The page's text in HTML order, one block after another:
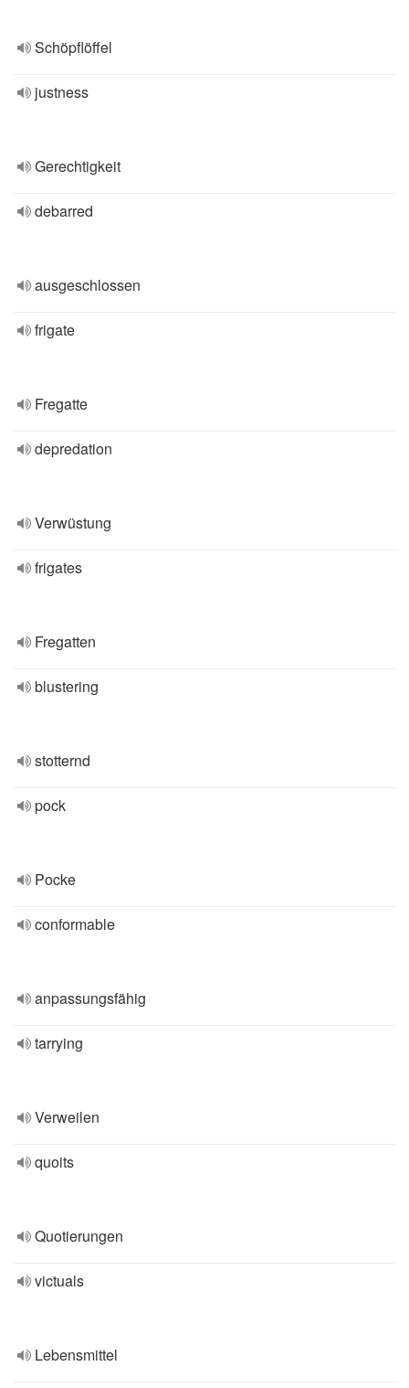
Schöpflöffel
justness
Gerechtigkeit
debarred
ausgeschlossen
frigate
Fregatte
depredation
Verwüstung
frigates
Fregatten
blustering
stotternd
pock
Pocke
conformable
anpassungsfähig
tarrying
Verweilen
quoits
Quotierungen
victuals
Lebensmittel